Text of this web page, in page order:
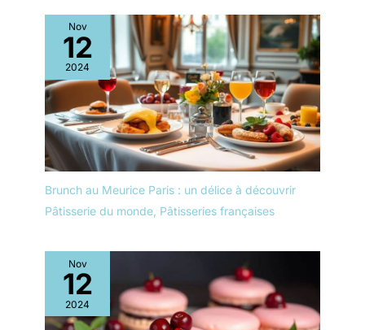
main et conserve son
éclat même après des
années d'utilisation, elle
passe au lave-vaisselle
et vous fait gagner du
temps et de l'énergie
dans la cuisine.
Utilisation polyvalente:
Ces pelles à tarte
conviennent aussi bien
pour les ménages que
cafés et les services de
fêtes privées, vous
pouvez l'utiliser pour
servir des tartes et des
gâteaux avec élégance.
Dans les entreprises
Nov
12
2024
Brunch au Meurice Paris : un délice à découvrir
Pâtisserie du monde Pâtisseries françaises
Nov
12
2024